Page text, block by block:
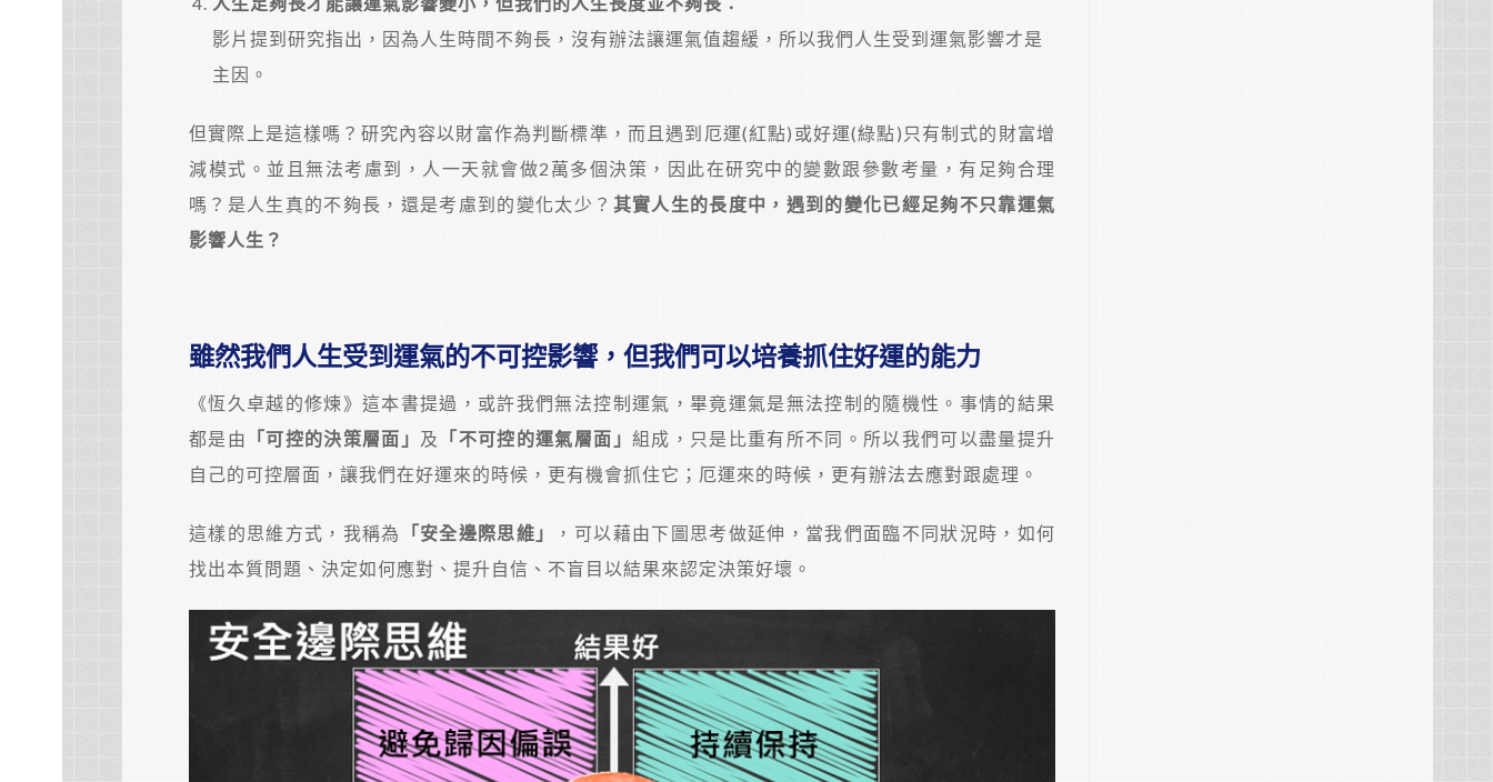
影片提到研究指出，因為人生時間不夠長，沒有辦法讓運氣值趨緩，所以我們人生受到運氣影響才是
主因。
但實際上是這樣嗎？研究內容以財富作為判斷標準，而且遇到厄運(紅點)或好運(綠點)只有制式的財富增
減模式。並且無法考慮到，人一天就會做2萬多個決策，因此在研究中的變數跟參數考量，有足夠合理
嗎？是人生真的不夠長，還是考慮到的變化太少？ 其實人生的長度中，遇到的變化已經足夠不只靠運氣
影響人生？
雖然我們人生受到運氣的不可控影響，但我們可以培養抓住好運的能力
《恆久卓越的修煉》這本書提過，或許我們無法控制運氣，畢竟運氣是無法控制的隨機性。事情的結果
都是由
「可控的決策層面」 及 「不可控的運氣層面」 組成，只是比重有所不同。所以我們可以盡量提升
自己的可控層面，讓我們在好運來的時候，更有機會抓住它；厄運來的時候，更有辦法去應對跟處理。
這樣的思維方式，我稱為 「安全邊際思維」
，可以藉由下圖思考做延伸，當我們面臨不同狀況時，如何
找出本質問題、決定如何應對、提升自信、不盲目以結果來認定決策好壞。